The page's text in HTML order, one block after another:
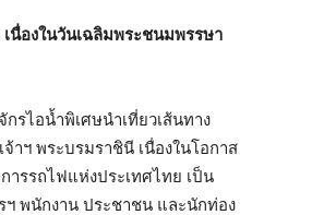
เนื่องในวันเฉลิมพระชนมพรรษา
รไอน้ำพิเศษนำเที่ยวเส้นทาง
จ้าฯ พระบรมราชินี เนื่องในโอกาส
ารรถไฟแห่งประเทศไทย เป็น
พนักงาน ประชาชน และนักท่อง